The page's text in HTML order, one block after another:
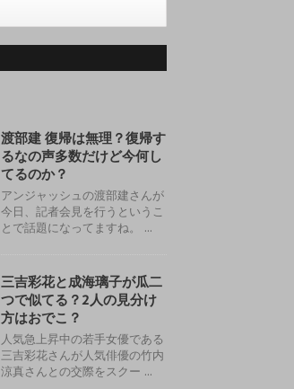
渡部建 復帰は無理？復帰す
るなの声多数だけど今何し
てるのか？
アンジャッシュの渡部建さんが
今日、記者会見を行うというこ
とで話題になってますね。 ...
三吉彩花と成海璃子が瓜二
つで似てる？2人の見分け
方はおでこ？
人気急上昇中の若手女優である
三吉彩花さんが人気俳優の竹内
涼真さんとの交際をスクー ...